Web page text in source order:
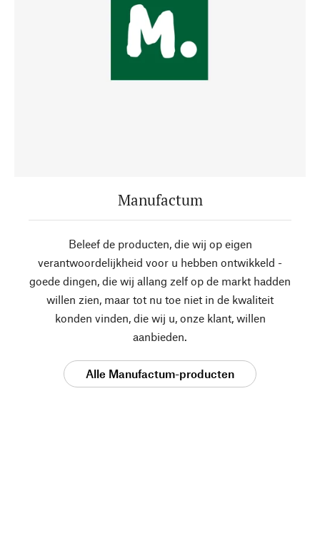
Manufactum
Beleef de producten, die wij op eigen
verantwoordelijkheid voor u hebben ontwikkeld -
goede dingen, die wij allang zelf op de markt hadden
willen zien, maar tot nu toe niet in de kwaliteit
konden vinden, die wij u, onze klant, willen
aanbieden.
Alle Manufactum-producten